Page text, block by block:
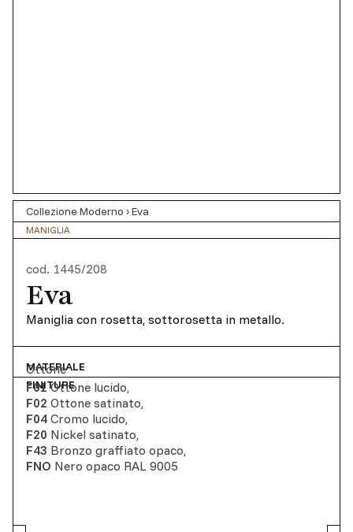
Collezione Moderno ›Eva
MANIGLIA
cod. 1445/208
Eva
Maniglia con rosetta, sottorosetta in metallo.
MATERIALE
Ottone
FINITURE
F01 Ottone lucido,
F02 Ottone satinato,
F04 Cromo lucido,
F20 Nickel satinato,
F43 Bronzo graffiato opaco,
FNO Nero opaco RAL 9005